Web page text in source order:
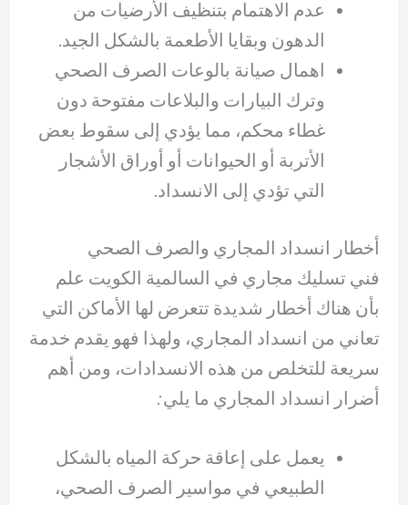
عدم الاهتمام بتنظيف الأرضيات من
الدهون وبقايا الأطعمة بالشكل الجيد.
اهمال صيانة بالوعات الصرف الصحي
وترك البيارات والبلاعات مفتوحة دون
غطاء محكم، مما يؤدي إلى سقوط بعض
الأتربة أو الحيوانات أو أوراق الأشجار
التي تؤدي إلى الانسداد.
أخطار انسداد المجاري والصرف الصحي
فني تسليك مجاري في السالمية الكويت علم
بأن هناك أخطار شديدة تتعرض لها الأماكن التي
تعاني من انسداد المجاري، ولهذا فهو يقدم خدمة
سريعة للتخلص من هذه الانسدادات، ومن أهم
أضرار انسداد المجاري ما يلي:
يعمل على إعاقة حركة المياه بالشكل
الطبيعي في مواسير الصرف الصحي،